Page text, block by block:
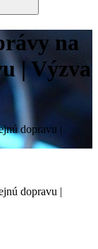
na
| Výzva
dopravu |
dopravu |